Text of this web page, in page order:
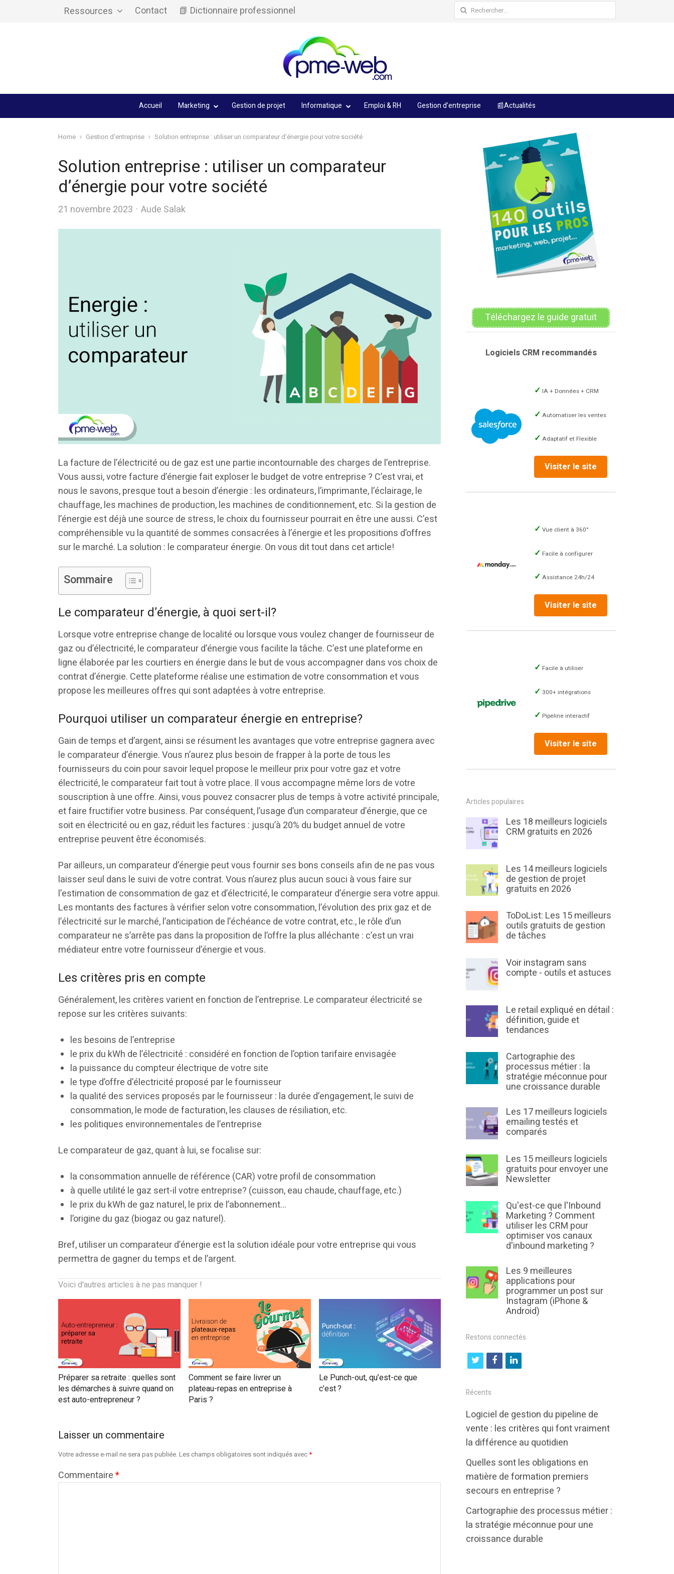
Ressources Contact 📗 Dictionnaire professionnel Rechercher :
Accueil Marketing Gestion de projet Informatique Emploi & RH Gestion d’entreprise 📰Actualités
Home Gestion d'entreprise Solution entreprise : utiliser un comparateur d’énergie pour votre société
Solution entreprise : utiliser un comparateur
d’énergie pour votre société
21 novembre 2023 Author
Aude Salak
La facture de l’électricité ou de gaz est une partie incontournable des charges de l’entreprise.
Vous aussi, votre facture d’énergie fait exploser le budget de votre entreprise ? C’est vrai, et
nous le savons, presque tout a besoin d’énergie : les ordinateurs, l’imprimante, l’éclairage, le
chauffage, les machines de production, les machines de conditionnement, etc. Si la gestion de
l’énergie est déjà une source de stress, le choix du fournisseur pourrait en être une aussi. C’est
compréhensible vu la quantité de sommes consacrées à l’énergie et les propositions d’offres
sur le marché. La solution : le comparateur énergie. On vous dit tout dans cet article!
Sommaire
Le comparateur d’énergie, à quoi sert-il?
Lorsque votre entreprise change de localité ou lorsque vous voulez changer de fournisseur de
gaz ou d’électricité, le comparateur d’énergie vous facilite la tâche. C’est une plateforme en
ligne élaborée par les courtiers en énergie dans le but de vous accompagner dans vos choix de
contrat d’énergie. Cette plateforme réalise une estimation de votre consommation et vous
propose les meilleures offres qui sont adaptées à votre entreprise.
Pourquoi utiliser un comparateur énergie en entreprise?
Gain de temps et d’argent, ainsi se résument les avantages que votre entreprise gagnera avec
le comparateur d’énergie. Vous n’aurez plus besoin de frapper à la porte de tous les
fournisseurs du coin pour savoir lequel propose le meilleur prix pour votre gaz et votre
électricité, le comparateur fait tout à votre place. Il vous accompagne même lors de votre
souscription à une offre. Ainsi, vous pouvez consacrer plus de temps à votre activité principale,
et faire fructifier votre business. Par conséquent, l’usage d’un comparateur d’énergie, que ce
soit en électricité ou en gaz, réduit les factures : jusqu’à 20% du budget annuel de votre
entreprise peuvent être économisés.
Par ailleurs, un comparateur d’énergie peut vous fournir ses bons conseils afin de ne pas vous
laisser seul dans le suivi de votre contrat. Vous n’aurez plus aucun souci à vous faire sur
l’estimation de consommation de gaz et d’électricité, le comparateur d’énergie sera votre appui.
Les montants des factures à vérifier selon votre consommation, l’évolution des prix gaz et de
l’électricité sur le marché, l’anticipation de l’échéance de votre contrat, etc., le rôle d’un
comparateur ne s’arrête pas dans la proposition de l’offre la plus alléchante : c’est un vrai
médiateur entre votre fournisseur d’énergie et vous.
Les critères pris en compte
Généralement, les critères varient en fonction de l’entreprise. Le comparateur électricité se
repose sur les critères suivants:
les besoins de l’entreprise
le prix du kWh de l’électricité : considéré en fonction de l’option tarifaire envisagée
la puissance du compteur électrique de votre site
le type d’offre d’électricité proposé par le fournisseur
la qualité des services proposés par le fournisseur : la durée d’engagement, le suivi de
consommation, le mode de facturation, les clauses de résiliation, etc.
les politiques environnementales de l’entreprise
Le comparateur de gaz, quant à lui, se focalise sur:
la consommation annuelle de référence (CAR) votre profil de consommation
à quelle utilité le gaz sert-il votre entreprise? (cuisson, eau chaude, chauffage, etc.)
le prix du kWh de gaz naturel, le prix de l’abonnement…
l’origine du gaz (biogaz ou gaz naturel).
Bref, utiliser un comparateur d’énergie est la solution idéale pour votre entreprise qui vous
permettra de gagner du temps et de l’argent.
Voici d'autres articles à ne pas manquer !
Préparer sa retraite : quelles sont
les démarches à suivre quand on
est auto-entrepreneur ?
Comment se faire livrer un
plateau-repas en entreprise à
Paris ?
Le Punch-out, qu’est-ce que
c’est ?
Laisser un commentaire
Votre adresse e-mail ne sera pas publiée.Les champs obligatoires sont indiqués avec*
Commentaire*
Téléchargez le guide gratuit
Logiciels CRM recommandés
IA + Données + CRM
Automatiser les ventes
Adaptatif et Flexible
Visiter le site
Vue client à 360°
Facile à configurer
Assistance 24h/24
Visiter le site
Facile à utiliser
300+ intégrations
Pipeline interactif
Visiter le site
Articles populaires
Les 18 meilleurs logiciels
CRM gratuits en 2026
Les 14 meilleurs logiciels
de gestion de projet
gratuits en 2026
ToDoList: Les 15 meilleurs
outils gratuits de gestion
de tâches
Voir instagram sans
compte - outils et astuces
Le retail expliqué en détail :
définition, guide et
tendances
Cartographie des
processus métier : la
stratégie méconnue pour
une croissance durable
Les 17 meilleurs logiciels
emailing testés et
comparés
Les 15 meilleurs logiciels
gratuits pour envoyer une
Newsletter
Qu'est-ce que l'Inbound
Marketing ? Comment
utiliser les CRM pour
optimiser vos canaux
d'inbound marketing ?
Les 9 meilleures
applications pour
programmer un post sur
Instagram (iPhone &
Android)
Restons connectés
t
i
t
t
e
f
b
o
k
l
e
d
i
n
Récents
Logiciel de gestion du pipeline de
vente : les critères qui font vraiment
la différence au quotidien
Quelles sont les obligations en
matière de formation premiers
secours en entreprise ?
Cartographie des processus métier :
la stratégie méconnue pour une
croissance durable